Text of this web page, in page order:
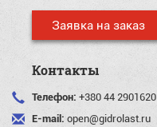
Заявка на заказ
Контакты
Телефон: +380 44 2901620
E-mail: open@gidrolast.ru